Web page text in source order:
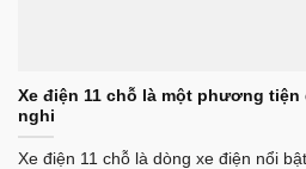
Xe điện 11 chỗ là một phương
nghi
Xe điện 11 chỗ là dòng xe điện nổi